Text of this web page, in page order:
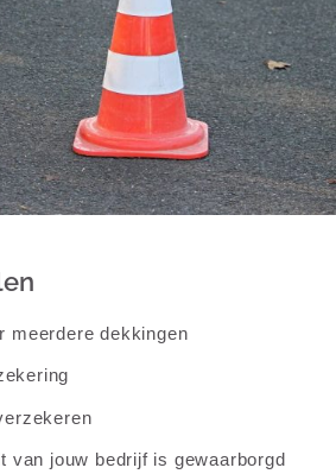
meerdere dekkingen
van jouw bedrijf is gewaarborgd